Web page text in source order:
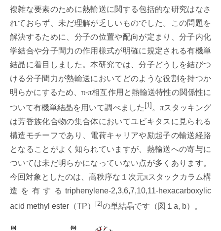
複雑な要素のために熱輸送に関する包括的な研究はなさ
れておらず、未だ理解が乏しいものでした。この問題を
解決するために、分子の位置や配向が定まり、分子内化
学結合や分子間力の作用様式が明確に規定される有機単
結晶に着目しました。本研究では、分子どうしを結びつ
ける分子間力が熱輸送においてどのような役割を持つか
明らかにするため、π-π相互作用と熱輸送特性の関係性に
ついて有機単結晶を用いて調べました [1] 。 πスタッキング
は芳香族化合物の集合体においてユビキタスに見られる
構造モチーフであり、電荷キャリアや励起子の輸送経路
となることがよく知られていますが、熱輸送への寄与に
ついては未だ明らかになっていない点が多くあります。
今回対象としたのは、高秩序な１次元πスタックカラム構
造を有するtriphenylene-2,3,6,7,10,11-hexacarboxylic
acid methyl ester（TP）
[2]の単結晶です（図１a, b）。